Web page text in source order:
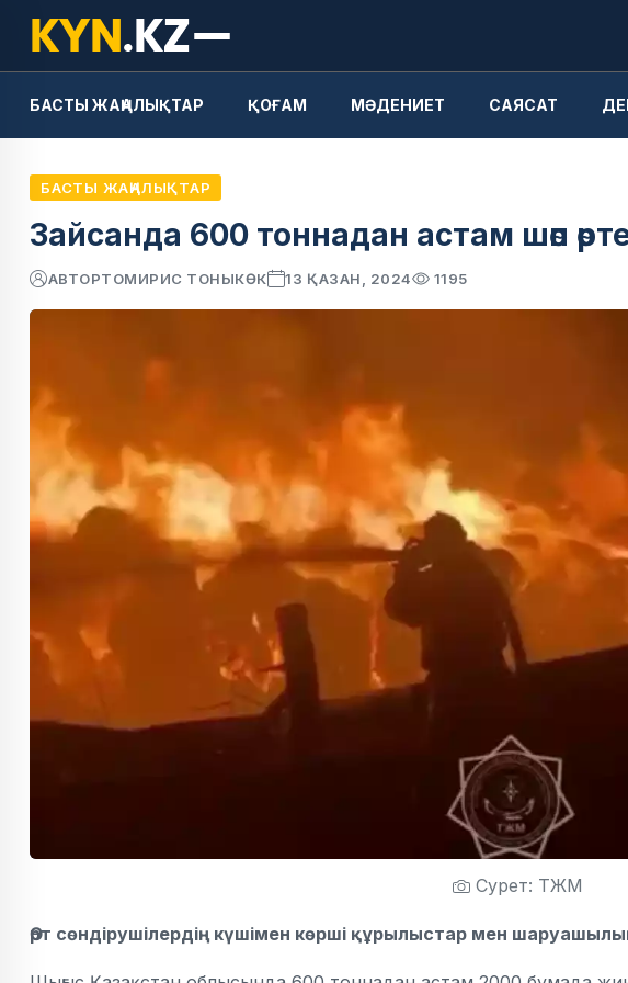
БАСТЫ ЖАҢАЛЫҚТАР ҚОҒАМ МӘДЕНИЕТ САЯСАТ
БАСТЫ ЖАҢАЛЫҚТАР
Зайсанда 600 тоннадан астам шөп
АВТОРТОМИРИС ТОНЫКӨК 13 ҚАЗАН, 2024 1195
Сурет: ТЖМ
Өрт сөндірушілердің күшімен көрші құрылыстар мен